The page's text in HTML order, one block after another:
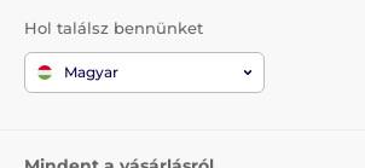
Hol találsz bennünket
Magyar